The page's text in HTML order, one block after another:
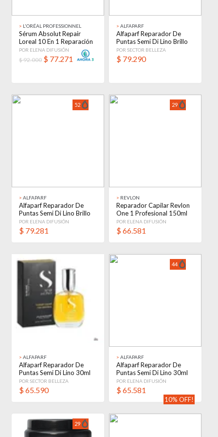
> L'ORÉAL PROFESSIONNEL
Sérum Absolut Repair
Loreal 10 En 1 Reparación
Capilar 90ml
POR ELENA DIFUSIÓN
$ 92.000 $ 77.271
> ALFAPARF
Alfaparf Reparador De
Puntas Semi Di Lino Brillo
Pelo 50 Ml
POR SECTOR BELLEZA
$ 79.290
52
> ALFAPARF
Alfaparf Reparador De
Puntas Semi Di Lino Brillo
Pelo 50 Ml
POR ELENA DIFUSIÓN
$ 79.281
29
> REVLON
Reparador Capilar Revlon
One 1 Profesional 150ml
POR ELENA DIFUSIÓN
$66.581
> ALFAPARF
Alfaparf Reparador De
Puntas Semi Di Lino 30ml
Serum
POR SECTOR BELLEZA
$65.590
44
> ALFAPARF
Alfaparf Reparador De
Puntas Semi Di Lino 30ml
Serum
POR ELENA DIFUSIÓN
$65.581
29
10% OFF!